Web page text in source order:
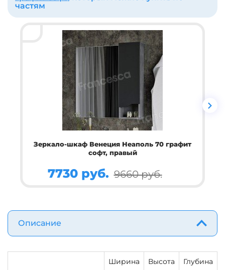
частям
Зеркало-шкаф Венеция Неаполь 70 графит
софт, правый
7730 руб. 9660 руб.
Описание
Ширина Высота Глубина